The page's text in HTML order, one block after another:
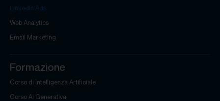
LinkedIn Ads
Web Analytics
Email Marketing
Formazione
Corso di Intelligenza Artificiale
Corso AI Generativa